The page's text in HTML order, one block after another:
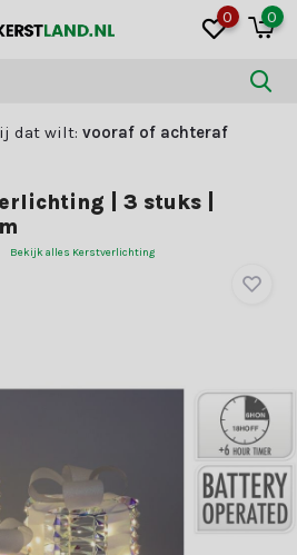
0 0
dat wilt: vooraf of achteraf
| 3 stuks |
Bekijk alles Kerstverlichting